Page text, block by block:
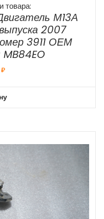
товара:
М13А
2007
3911 ОЕМ
₽